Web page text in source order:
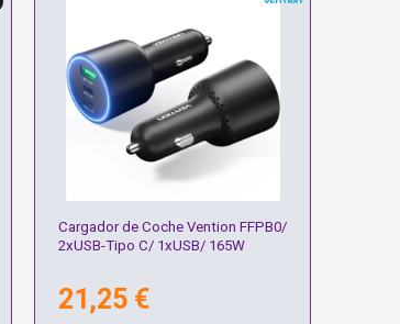
Cargador de Coche Vention FFPB0/
2xUSB-Tipo C/ 1xUSB/ 165W
21,25 €